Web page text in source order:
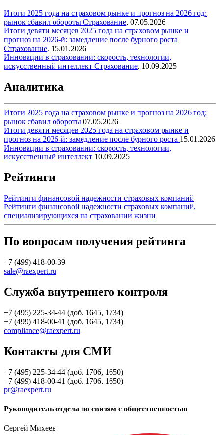
Итоги 2025 года на страховом рынке и прогноз на 2026 год:
рынок сбавил обороты Страхование, 07.05.2026
Итоги девяти месяцев 2025 года на страховом рынке и
прогноз на 2026-й: замедление после бурного роста
Страхование, 15.01.2026
Инновации в страховании: скорость, технологии,
искусственный интеллект Страхование, 10.09.2025
Аналитика
Итоги 2025 года на страховом рынке и прогноз на 2026 год:
рынок сбавил обороты 07.05.2026
Итоги девяти месяцев 2025 года на страховом рынке и
прогноз на 2026-й: замедление после бурного роста 15.01.2026
Инновации в страховании: скорость, технологии,
искусственный интеллект 10.09.2025
Рейтинги
Рейтинги финансовой надежности страховых компаний
Рейтинги финансовой надежности страховых компаний,
специализирующихся на страховании жизни
По вопросам получения рейтинга
+7 (499) 418-00-39
sale@raexpert.ru
Служба внутреннего контроля
+7 (495) 225-34-44 (доб. 1645, 1734)
+7 (499) 418-00-41 (доб. 1645, 1734)
compliance@raexpert.ru
Контакты для СМИ
+7 (495) 225-34-44 (доб. 1706, 1650)
+7 (499) 418-00-41 (доб. 1706, 1650)
pr@raexpert.ru
Руководитель отдела по связям с общественностью
Сергей Михеев